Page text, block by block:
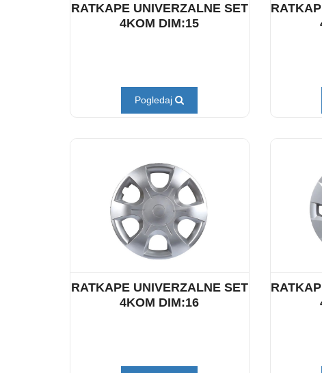
RATKAPE UNIVERZALNE SET
4KOM DIM:15
Pogledaj
RATKAPE UNIVERZALNE SET
4KOM DIM:16